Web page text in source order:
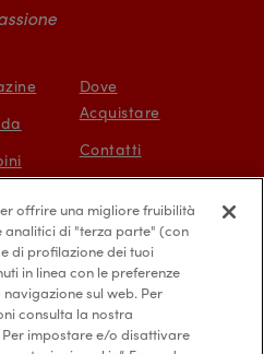
Dove
Acquistare
Contatti
Mappa del sito
Accessibilità
digitale
offrire una migliore fruibilità
analitici di "terza parte" (con
di profilazione dei tuoi
in linea con le preferenze
sul web. Per
consulta la nostra
impostare e/o disattivare